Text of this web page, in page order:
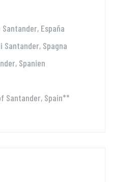
España
Spagna
Spanien
Santander, Spain**